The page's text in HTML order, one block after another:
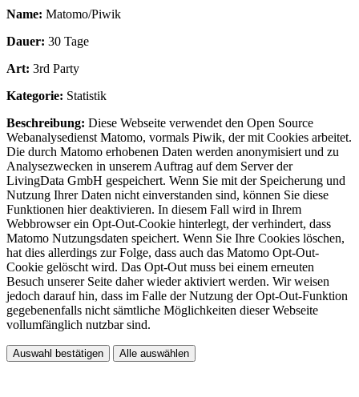
Name: Matomo/Piwik
Dauer: 30 Tage
Art: 3rd Party
Kategorie: Statistik
Beschreibung: Diese Webseite verwendet den Open Source
Webanalysedienst Matomo, vormals Piwik, der mit Cookies arbeitet.
Die durch Matomo erhobenen Daten werden anonymisiert und zu
Analysezwecken in unserem Auftrag auf dem Server der
LivingData GmbH gespeichert. Wenn Sie mit der Speicherung und
Nutzung Ihrer Daten nicht einverstanden sind, können Sie diese
Funktionen hier deaktivieren. In diesem Fall wird in Ihrem
Webbrowser ein Opt-Out-Cookie hinterlegt, der verhindert, dass
Matomo Nutzungsdaten speichert. Wenn Sie Ihre Cookies löschen,
hat dies allerdings zur Folge, dass auch das Matomo Opt-Out-
Cookie gelöscht wird. Das Opt-Out muss bei einem erneuten
Besuch unserer Seite daher wieder aktiviert werden. Wir weisen
jedoch darauf hin, dass im Falle der Nutzung der Opt-Out-Funktion
gegebenenfalls nicht sämtliche Möglichkeiten dieser Webseite
vollumfänglich nutzbar sind.
Auswahl bestätigen Alle auswählen